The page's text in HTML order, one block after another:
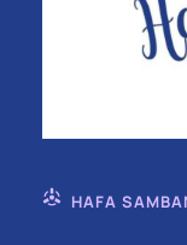
HAFA